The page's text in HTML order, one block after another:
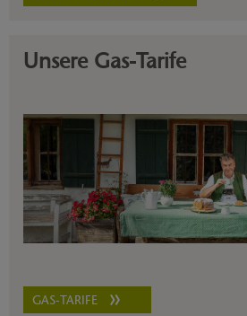
Unsere Gas-Tarife
GAS-TARIFE